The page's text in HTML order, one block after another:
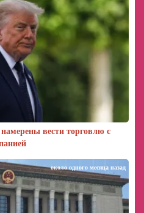
вести торговлю с
около одного месяца назад